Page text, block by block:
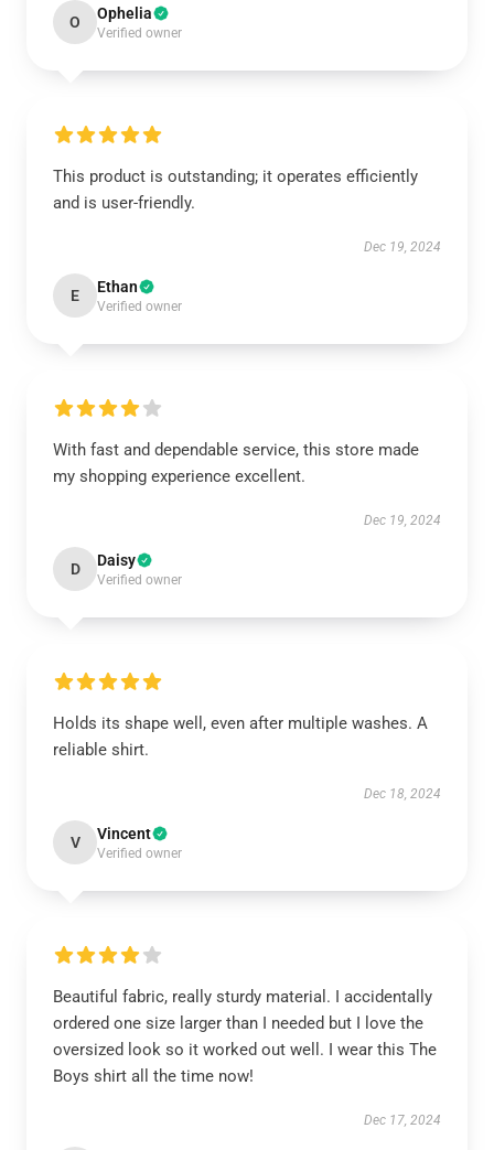
O Ophelia
Verified owner
This product is outstanding; it operates efficiently
and is user-friendly.
Dec 19, 2024
E Ethan
Verified owner
With fast and dependable service, this store made
my shopping experience excellent.
Dec 19, 2024
D Daisy
Verified owner
Holds its shape well, even after multiple washes. A
reliable shirt.
Dec 18, 2024
V Vincent
Verified owner
Beautiful fabric, really sturdy material. I accidentally
ordered one size larger than I needed but I love the
oversized look so it worked out well. I wear this The
Boys shirt all the time now!
Dec 17, 2024